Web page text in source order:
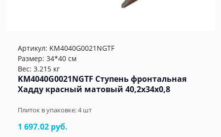
Артикул: KM4040G0021NGTF
Размер: 34*40 см
Вес: 3.215 кг
KM4040G0021NGTF Ступень фронтальная
Хадду красный матовый 40,2x34x0,8
Плиток в упаковке:4шт
1 697.02 руб.